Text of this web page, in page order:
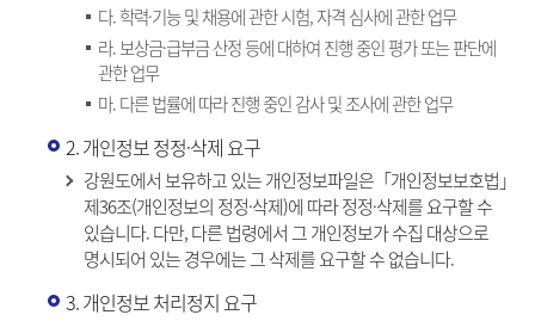
다. 학력·기능 및 채용에 관한 시험, 자격 심사에 관한 업무
라. 보상금·급부금 산정 등에 대하여 진행 중인 평가 또는 판단에
관한 업무
마. 다른 법률에 따라 진행 중인 감사 및 조사에 관한 업무
2. 개인정보 정정·삭제 요구
강원도에서 보유하고 있는 개인정보파일은「개인정보보호법」
제36조(개인정보의 정정·삭제)에 따라 정정·삭제를 요구할 수
있습니다. 다만, 다른 법령에서 그 개인정보가 수집 대상으로
명시되어 있는 경우에는 그 삭제를 요구할 수 없습니다.
3. 개인정보 처리정지 요구